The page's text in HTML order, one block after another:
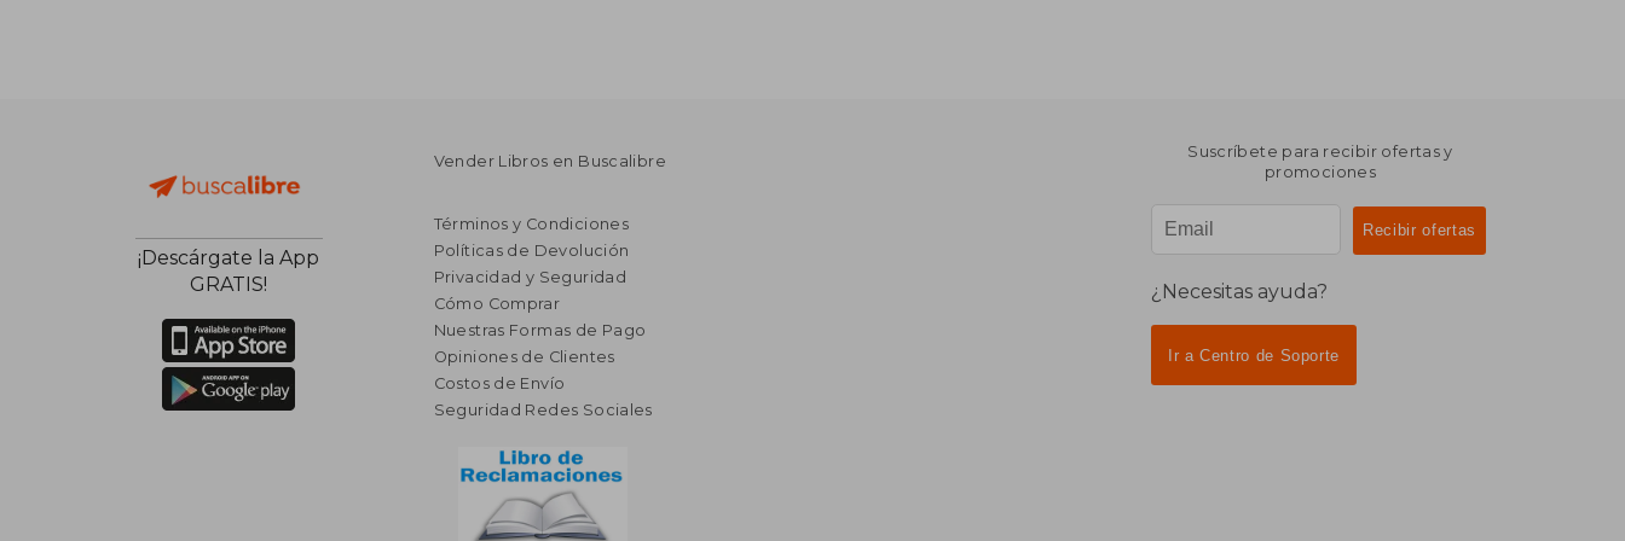
¡Descárgate la App
GRATIS!
Vender Libros en Buscalibre
Términos y Condiciones
Políticas de Devolución
Privacidad y Seguridad
Cómo Comprar
Nuestras Formas de Pago
Opiniones de Clientes
Costos de Envío
Seguridad Redes Sociales
Suscríbete para recibir ofertas y
promociones
¿Necesitas ayuda?
Ir a Centro de Soporte